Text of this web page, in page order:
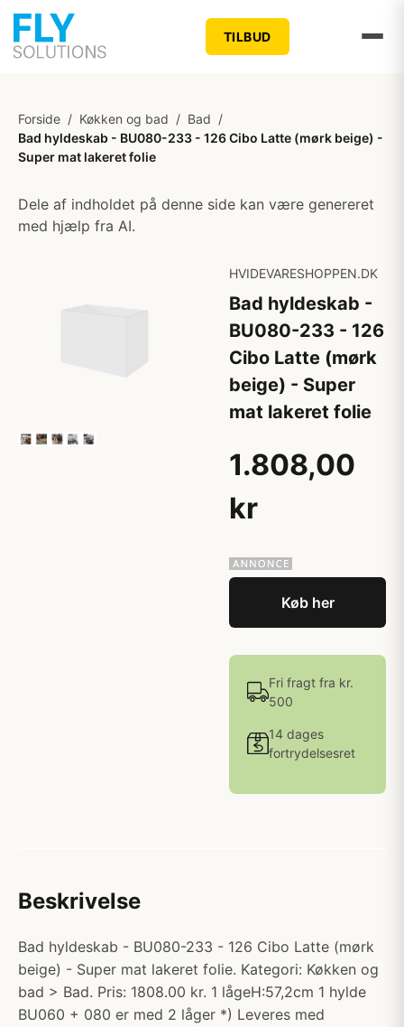
TILBUD
Forside / Køkken og bad / Bad /
Bad hyldeskab - BU080-233 - 126 Cibo Latte (mørk beige) -
Super mat lakeret folie
Dele af indholdet på denne side kan være genereret
med hjælp fra AI.
HVIDEVARESHOPPEN.DK
Bad hyldeskab -
BU080-233 - 126
Cibo Latte (mørk
beige) - Super
mat lakeret folie
1.808,00
kr
Køb her
Fri fragt fra kr.
500
14 dages
fortrydelsesret
Beskrivelse
Bad hyldeskab - BU080-233 - 126 Cibo Latte (mørk
beige) - Super mat lakeret folie. Kategori: Køkken og
bad > Bad. Pris: 1808.00 kr. 1 lågeH:57,2cm 1 hylde
BU060 + 080 er med 2 låger *) Leveres med